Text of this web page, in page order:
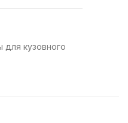
для кузовного